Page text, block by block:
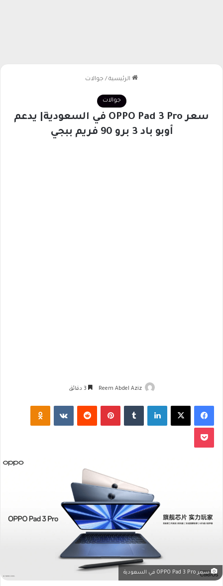
الرئيسية / جوالات
جوالات
سعر OPPO Pad 3 Pro في السعودية| يدعم
أوبو باد 3 برو 90 فريم ببجي
Reem Abdel Aziz
فيسبوك لينكدإن بينتيريست
سعر OPPO Pad 3 Pro في السعودية